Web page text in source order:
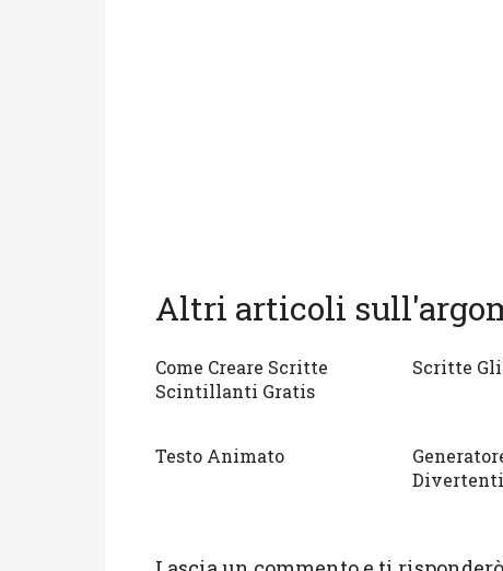
Altri articoli
Come Creare Scritte
Scintillanti Gratis
Scritte
Testo Animato
Divertenti